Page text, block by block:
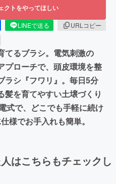
クトをやってほしい
LINEで送る
URLコピー
てるブラシ。電気刺激の
プローチで、頭皮環境を整
ラシ『フワリ』。毎日5分
髪を育てやすい土壌づくり
式で、どこでも手軽に続け
様でお手入れも簡単。
はこちらもチェックし